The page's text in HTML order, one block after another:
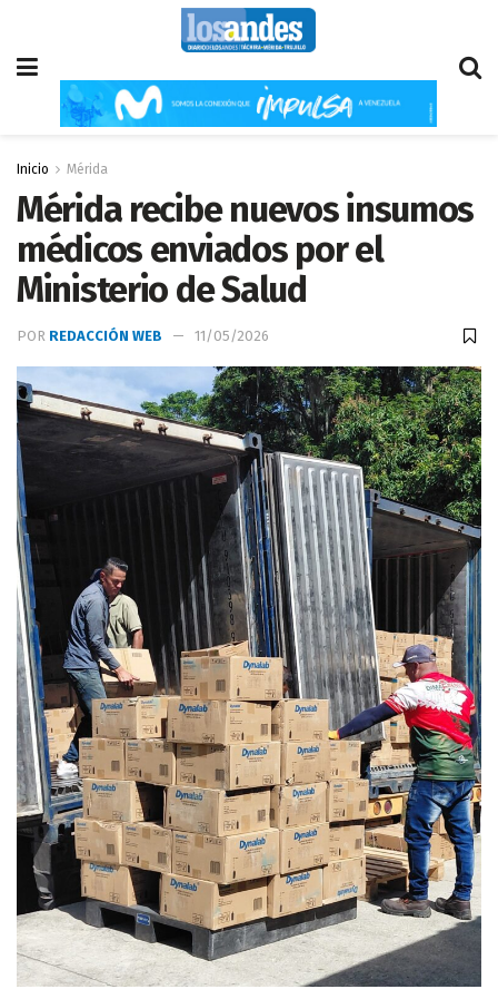
Inicio Mérida
Mérida recibe nuevos insumos
médicos enviados por el
Ministerio de Salud
POR REDACCIÓN WEB 11/05/2026